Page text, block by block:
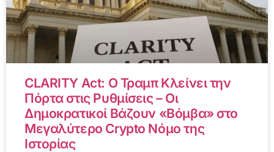
CLARITY Act: Ο Τραμπ Κλείνει την
Πόρτα στις Ρυθμίσεις – Οι
Δημοκρατικοί Βάζουν «Βόμβα» στο
Μεγαλύτερο Crypto Νόμο της
Ιστορίας